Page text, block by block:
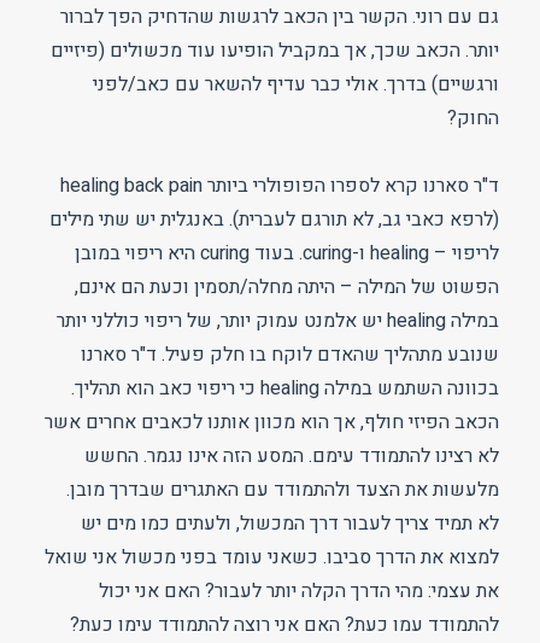
גם עם רוני. הקשר בין הכאב לרגשות שהדחיק הפך לברור
יותר. הכאב שכך, אך במקביל הופיעו עוד מכשולים (פיזיים
ורגשיים) בדרך. אולי כבר עדיף להשאר עם כאב/לפני
החוק?
ד"ר סארנו קרא לספרו הפופולרי ביותר healing back pain
(לרפא כאבי גב, לא תורגם לעברית). באנגלית יש שתי מילים
לריפוי – healing ו-curing. בעוד curing היא ריפוי במובן
הפשוט של המילה – היתה מחלה/תסמין וכעת הם אינם,
במילה healing יש אלמנט עמוק יותר, של ריפוי כוללני יותר
שנובע מתהליך שהאדם לוקח בו חלק פעיל. ד"ר סארנו
בכוונה השתמש במילה healing כי ריפוי כאב הוא תהליך.
הכאב הפיזי חולף, אך הוא מכוון אותנו לכאבים אחרים אשר
לא רצינו להתמודד עימם. המסע הזה אינו נגמר. החשש
מלעשות את הצעד ולהתמודד עם האתגרים שבדרך מובן.
לא תמיד צריך לעבור דרך המכשול, ולעתים כמו מים יש
למצוא את הדרך סביבו. כשאני עומד בפני מכשול אני שואל
את עצמי: מהי הדרך הקלה יותר לעבור? האם אני יכול
להתמודד עמו כעת? האם אני רוצה להתמודד עימו כעת?